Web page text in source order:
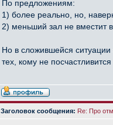
По предложениям:
1) более реально, но,
2) меньший зал не вместит
Но в сложившейся ситуации
тех, кому не
Заголовок сообщения: Re: Про